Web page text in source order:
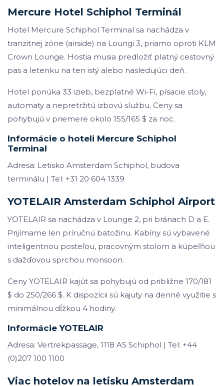
Mercure Hotel Schiphol Terminál
Hotel Mercure Schiphol Terminal sa nachádza v
tranzitnej zóne (airside) na Loungi 3, priamo oproti KLM
Crown Lounge. Hostia musia predložiť platný cestovný
pas a letenku na ten istý alebo nasledujúci deň.
Hotel ponúka 33 izieb, bezplatné Wi-Fi, písacie stoly,
automaty a nepretržitú izbovú službu. Ceny sa
pohybujú v priemere okolo 155/165 $ za noc.
Informácie o hoteli Mercure Schiphol
Terminal
Adresa: Letisko Amsterdam Schiphol, budova
terminálu | Tel: +31 20 604 1339
YOTELAIR Amsterdam Schiphol Airport
YOTELAIR sa nachádza v Lounge 2, pri bránach D a E.
Prijímame len príručnú batožinu. Kabíny sú vybavené
inteligentnou posteľou, pracovným stolom a kúpeľňou
s dažďovou sprchou monsoon.
Ceny YOTELAIR kajút sa pohybujú od približne 170/181
$ do 250/266 $. K dispozícii sú kajuty na denné využitie s
minimálnou dĺžkou 4 hodiny.
Informácie YOTELAIR
Adresa: Vertrekpassage, 1118 AS Schiphol | Tel: +44
(0)207 100 1100
Viac hotelov na letisku Amsterdam